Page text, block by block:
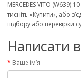
MERCEDES VITO (W639)
тисніть «Купити», або
підбору або перевірки
Написати
Ваше ім’я